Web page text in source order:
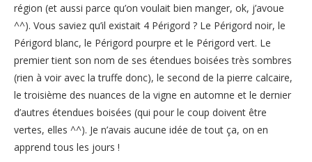
région (et aussi parce qu’on voulait bien manger, ok, j’avoue
^^). Vous saviez qu’il existait 4 Périgord ? Le Périgord noir, le
Périgord blanc, le Périgord pourpre et le Périgord vert. Le
premier tient son nom de ses étendues boisées très sombres
(rien à voir avec la truffe donc), le second de la pierre calcaire,
le troisième des nuances de la vigne en automne et le dernier
d’autres étendues boisées (qui pour le coup doivent être
vertes, elles ^^). Je n’avais aucune idée de tout ça, on en
apprend tous les jours !